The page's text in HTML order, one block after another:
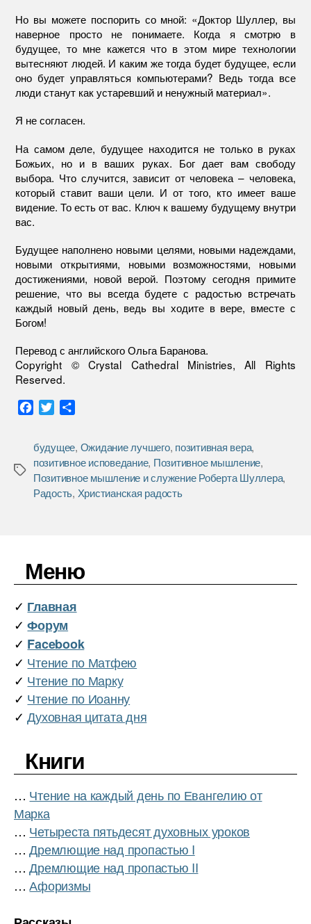
Но вы можете поспорить со мной: «Доктор Шуллер, вы
наверное просто не понимаете. Когда я смотрю в
будущее, то мне кажется что в этом мире технологии
вытесняют людей. И каким же тогда будет будущее, если
оно будет управляться компьютерами? Ведь тогда все
люди станут как устаревший и ненужный материал».
Я не согласен.
На самом деле, будущее находится не только в руках
Божьих, но и в ваших руках. Бог дает вам свободу
выбора. Что случится, зависит от человека – человека,
который ставит ваши цели. И от того, кто имеет ваше
видение. То есть от вас. Ключ к вашему будущему внутри
вас.
Будущее наполнено новыми целями, новыми надеждами,
новыми открытиями, новыми возможностями, новыми
достижениями, новой верой. Поэтому сегодня примите
решение, что вы всегда будете с радостью встречать
каждый новый день, ведь вы ходите в вере, вместе с
Богом!
Перевод с английского Ольга Баранова.
Copyright © Crystal Cathedral Ministries, All Rights
Reserved.
e
b
o
o
t
t
e
r
р
а
в
и
Метки
будущее, Ожидание лучшего, позитивная вера,
позитивное исповедание, Позитивное мышление,
Позитивное мышление и служение Роберта Шуллера,
Радость, Христианская радость
Меню
✓ Главная
✓Форум
✓ Facebook
✓ Чтение по Матфею
✓ Чтение по Марку
✓ Чтение по Иоанну
✓Духовная цитата дня
Книги
… Чтение на каждый день по Евангелию от
Марка
… Четыреста пятьдесят духовных уроков
…Дремлющие над пропастью I
…Дремлющие над пропастью II
…Афоризмы